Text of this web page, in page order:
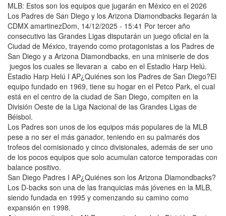
MLB: Estos son los equipos que jugarán en México en el 2026
Los Padres de San Diego y los Arizona Diamondbacks llegarán la
CDMX amartinezDom, 14/12/2025 - 15:41 Por tercer año
consecutivo las Grandes Ligas disputarán un juego oficial en la
Ciudad de México, trayendo como protagonistas a los Padres de
San Diego y a Arizona Diamondbacks, en una miniserie de dos
juegos los cuales se llevaran a cabo en el Estadio Harp Helú.
Estadio Harp Helú I AP¿Quiénes son los Padres de San Diego?El
equipo fundado en 1969, tiene su hogar en el Petco Park, el cual
está en el centro de la ciudad de San Diego, compiten en la
División Oeste de la Liga Nacional de las Grandes Ligas de
Béisbol.
Los Padres son unos de los equipos más populares de la MLB
pese a no ser el más ganador, teniendo en su palmarés dos
trofeos del comisionado y cinco divisionales, además de ser uno
de los pocos equipos que solo acumulan catorce temporadas con
balance positivo.
San Diego Padres I AP¿Quiénes son los Arizona Diamondbacks?
Los D-backs son una de las franquicias más jóvenes en la MLB,
siendo fundada en 1995 y comenzando su camino como
expansión en 1998.